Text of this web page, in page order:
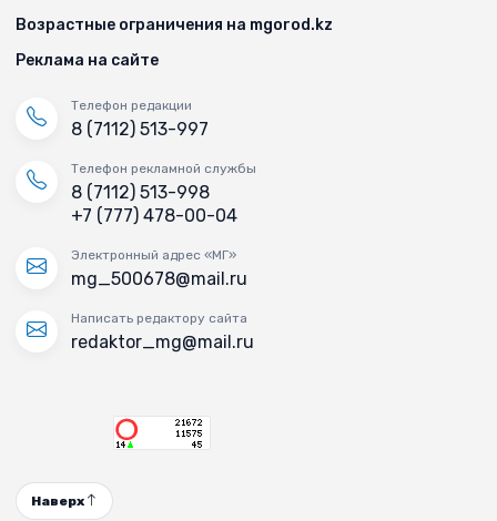
Возрастные ограничения на mgorod.kz
Реклама на сайте
Телефон редакции
8 (7112) 513-997
Телефон рекламной службы
8 (7112) 513-998
+7 (777) 478-00-04
Электронный адрес «МГ»
mg_500678@mail.ru
Написать редактору сайта
redaktor_mg@mail.ru
Наверх